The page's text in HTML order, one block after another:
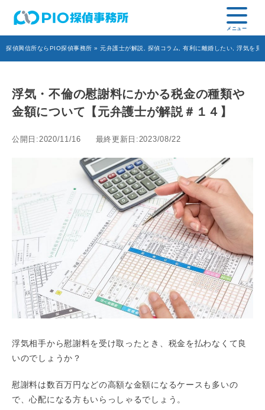
探偵興信所ならPIO探偵事務所 » 元弁護士が解説 探偵コラム 有利に離婚したい 浮気を見
浮気・不倫の慰謝料にかかる税金の種類や
金額について【元弁護士が解説＃１４】
公開日:2020/11/16 最終更新日:2023/08/22
浮気相手から慰謝料を受け取ったとき、税金を払わなくて良
いのでしょうか？
慰謝料は数百万円などの高額な金額になるケースも多いの
で、心配になる方もいらっしゃるでしょう。